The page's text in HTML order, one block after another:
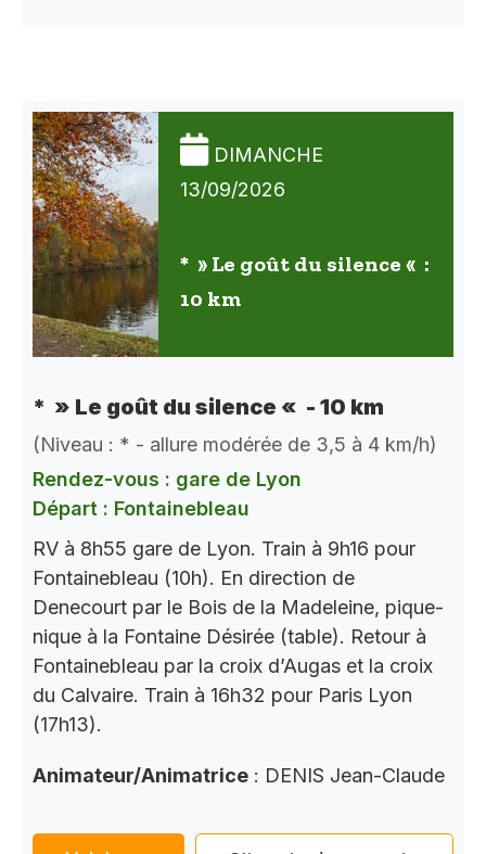
DIMANCHE
13/09/2026
* » Le goût du silence « :
10 km
* » Le goût du silence « - 10 km
(Niveau : * - allure modérée de 3,5 à 4 km/h)
Rendez-vous : gare de Lyon
Départ : Fontainebleau
RV à 8h55 gare de Lyon. Train à 9h16 pour
Fontainebleau (10h). En direction de
Denecourt par le Bois de la Madeleine, pique-
nique à la Fontaine Désirée (table). Retour à
Fontainebleau par la croix d’Augas et la croix
du Calvaire. Train à 16h32 pour Paris Lyon
(17h13).
Animateur/Animatrice : DENIS Jean-Claude